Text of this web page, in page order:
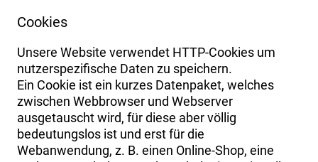
Cookies
Unsere Website verwendet HTTP-Cookies um
nutzerspezifische Daten zu speichern.
Ein Cookie ist ein kurzes Datenpaket, welches
zwischen Webbrowser und Webserver
ausgetauscht wird, für diese aber völlig
bedeutungslos ist und erst für die
Webanwendung, z. B. einen Online-Shop, eine